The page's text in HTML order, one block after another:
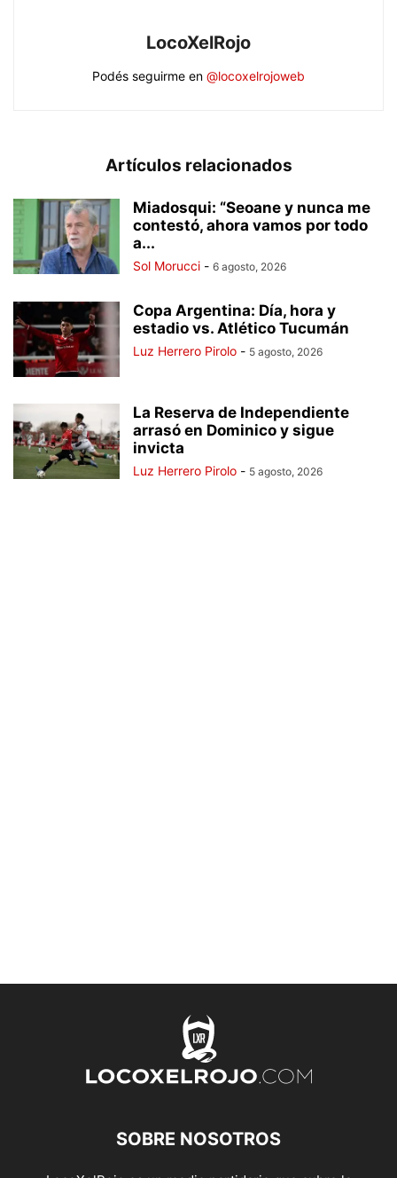
LocoXelRojo
Podés seguirme en @locoxelrojoweb
Artículos relacionados
Miadosqui: “Seoane y nunca me
contestó, ahora vamos por todo
a...
Sol Morucci - 6 agosto, 2026
Copa Argentina: Día, hora y
estadio vs. Atlético Tucumán
Luz Herrero Pirolo - 5 agosto, 2026
La Reserva de Independiente
arrasó en Dominico y sigue
invicta
Luz Herrero Pirolo - 5 agosto, 2026
SOBRE NOSOTROS